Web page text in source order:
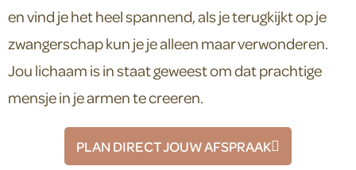
en vind je het heel spannend, als je terugkijkt op je
zwangerschap kun je je alleen maar verwonderen.
Jou lichaam is in staat geweest om dat prachtige
mensje in je armen te creeren.
PLAN DIRECT JOUW AFSPRAAK